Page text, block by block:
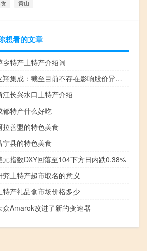
黄山
想看的文章
乡特产土特产介绍词
亚翔集成：截至目前不存在影响股价异动的重大事宜
江长兴水口土特产介绍
都特产什么好吃
拉善盟的特色美食
宁县的特色美食
元指数DXY回落至104下方日内跌0.38%
究土特产超市取名的意义
特产礼品盒市场价格多少
众Amarok改进了新的变速器